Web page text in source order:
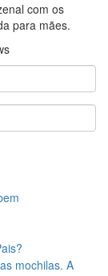
com os
para mães.
mochilas. A